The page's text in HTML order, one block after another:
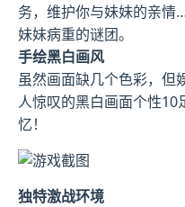
务，维护你与妹妹的亲
妹妹病重的谜团。
手绘黑白画风
虽然画面缺几个色彩，但
人惊叹的黑白画面个性10
忆！
独特激战环境